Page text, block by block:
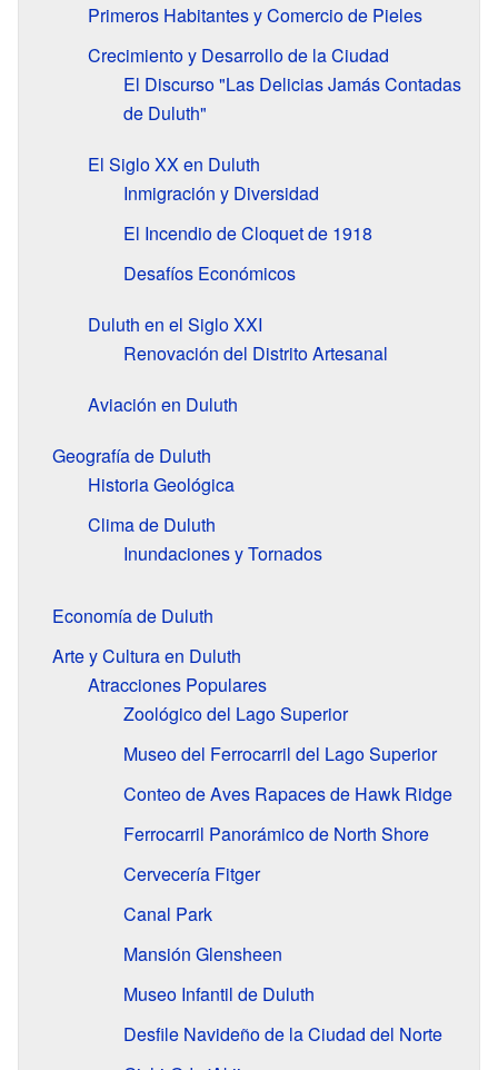
Primeros Habitantes y Comercio de Pieles
Crecimiento y Desarrollo de la Ciudad
El Discurso "Las Delicias Jamás Contadas
de Duluth"
El Siglo XX en Duluth
Inmigración y Diversidad
El Incendio de Cloquet de 1918
Desafíos Económicos
Duluth en el Siglo XXI
Renovación del Distrito Artesanal
Aviación en Duluth
Geografía de Duluth
Historia Geológica
Clima de Duluth
Inundaciones y Tornados
Economía de Duluth
Arte y Cultura en Duluth
Atracciones Populares
Zoológico del Lago Superior
Museo del Ferrocarril del Lago Superior
Conteo de Aves Rapaces de Hawk Ridge
Ferrocarril Panorámico de North Shore
Cervecería Fitger
Canal Park
Mansión Glensheen
Museo Infantil de Duluth
Desfile Navideño de la Ciudad del Norte